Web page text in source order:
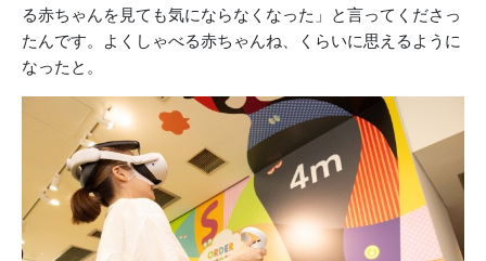
る赤ちゃんを見ても気にならなくなった」と言ってくださっ
たんです。よくしゃべる赤ちゃんね、くらいに思えるように
なったと。